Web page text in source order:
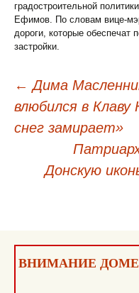
градостроительной
Ефимов. По словам вице-
дороги, которые обеспечат
застройки.
Навигация
по
← Дима
влюбился в
снег замирает»
Донскую
ВНИМАНИЕ